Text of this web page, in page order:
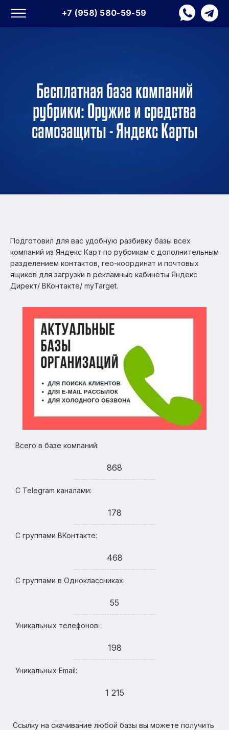
+7 (958) 580-59-59
Бесплатная база компаний
рубрики: Оружие и средства
самозащиты - Яндекс Карты
Подготовил для вас удобную разбивку базы всех
компаний из Яндекс Карт по рубрикам с дополнительным
разделением контактов, гео-координат и почтовых
ящиков для загрузки в рекламные кабинеты Яндекс
Директ/ ВКонтакте/ myTarget.
Всего в базе компаний:
868
С Telegram каналами:
178
С группами ВКонтакте:
468
С группами в Одноклассниках:
55
Уникальных телефонов:
198
Уникальных Email:
1 215
Ссылку на скачивание любой базы вы можете получить